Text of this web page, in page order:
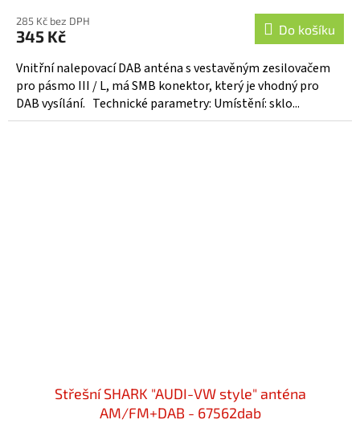
produktu
je
5,0
z
5
hvězdiček.
285 Kč bez DPH
345 Kč Do košíku
Vnitřní nalepovací DAB anténa s vestavěným zesilovačem
pro pásmo III / L, má SMB konektor, který je vhodný pro
DAB vysílání. Technické parametry: Umístění: sklo...
Střešní SHARK "AUDI-VW style" anténa
AM/FM+DAB - 67562dab